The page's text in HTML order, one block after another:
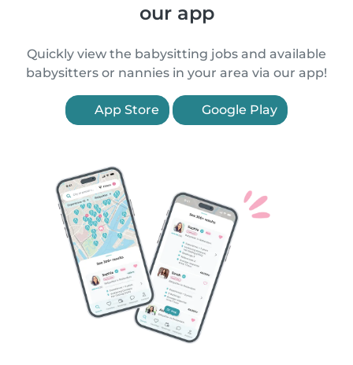
our app
Quickly view the babysitting jobs and available
babysitters or nannies in your area via our app!
App Store Google Play